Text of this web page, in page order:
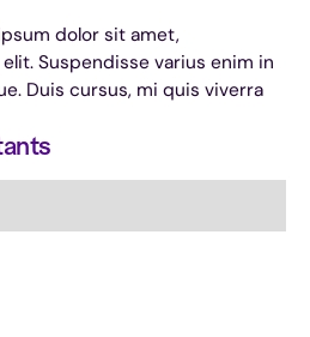
dolor sit amet,
Suspendisse varius enim in
Duis cursus, mi quis viverra